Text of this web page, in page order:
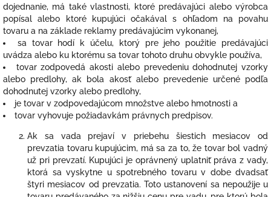
dojednanie, má také vlastnosti, ktoré predávajúci alebo výrobca
popísal alebo ktoré kupujúci očakával s ohľadom na povahu
tovaru a na základe reklamy predávajúcim vykonanej,
sa tovar hodí k účelu, ktorý pre jeho použitie predávajúci
uvádza alebo ku ktorému sa tovar tohoto druhu obvykle používa,
tovar zodpovedá akosti alebo prevedeniu dohodnutej vzorky
alebo predlohy, ak bola akosť alebo prevedenie určené podľa
dohodnutej vzorky alebo predlohy,
je tovar v zodpovedajúcom množstve alebo hmotnosti a
tovar vyhovuje požiadavkám právnych predpisov.
Ak sa vada prejaví v priebehu šiestich mesiacov od
prevzatia tovaru kupujúcim, má sa za to, že tovar bol vadný
už pri prevzatí. Kupujúci je oprávnený uplatniť práva z vady,
ktorá sa vyskytne u spotrebného tovaru v dobe dvadsať
štyri mesiacov od prevzatia. Toto ustanovení sa nepoužije u